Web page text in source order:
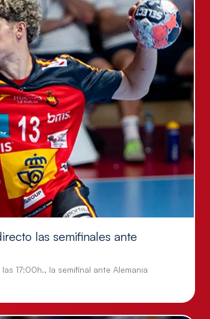
las semifinales ante
17:00h., la semifinal ante Alemania